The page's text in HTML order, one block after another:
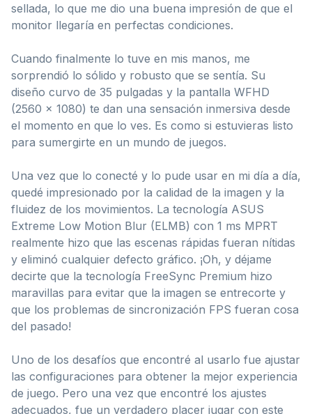
sellada, lo que me dio una buena impresión de que el
monitor llegaría en perfectas condiciones.
Cuando finalmente lo tuve en mis manos, me
sorprendió lo sólido y robusto que se sentía. Su
diseño curvo de 35 pulgadas y la pantalla WFHD
(2560 x 1080) te dan una sensación inmersiva desde
el momento en que lo ves. Es como si estuvieras listo
para sumergirte en un mundo de juegos.
Una vez que lo conecté y lo pude usar en mi día a día,
quedé impresionado por la calidad de la imagen y la
fluidez de los movimientos. La tecnología ASUS
Extreme Low Motion Blur (ELMB) con 1 ms MPRT
realmente hizo que las escenas rápidas fueran nítidas
y eliminó cualquier defecto gráfico. ¡Oh, y déjame
decirte que la tecnología FreeSync Premium hizo
maravillas para evitar que la imagen se entrecorte y
que los problemas de sincronización FPS fueran cosa
del pasado!
Uno de los desafíos que encontré al usarlo fue ajustar
las configuraciones para obtener la mejor experiencia
de juego. Pero una vez que encontré los ajustes
adecuados, fue un verdadero placer jugar con este